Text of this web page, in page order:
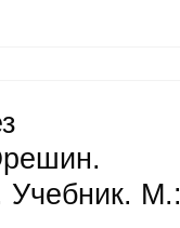
Учебник. М.: